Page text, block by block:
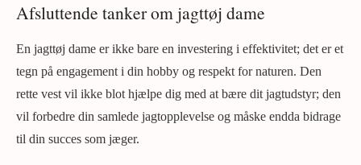
Afsluttende tanker om jagttøj dame
En jagttøj dame er ikke bare en investering i effektivitet; det er et
tegn på engagement i din hobby og respekt for naturen. Den
rette vest vil ikke blot hjælpe dig med at bære dit jagtudstyr; den
vil forbedre din samlede jagtopplevelse og måske endda bidrage
til din succes som jæger.